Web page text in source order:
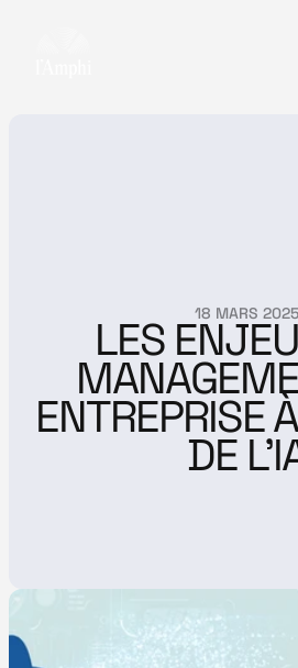
18 MARS 2025
LES
ENTREPRISE
DE